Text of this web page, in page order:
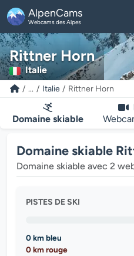
AlpenCams
Webcams des Alpes
Rittner Horn
Italie
... Italie Rittner Horn
Domaine skiable
Domaine skiable
Domaine skiable avec 2
PISTES DE SKI
0 km bleu
0 km rouge